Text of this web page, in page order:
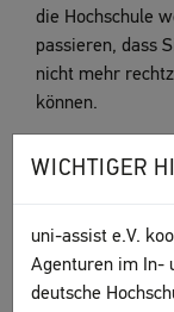
WICHTIGER
uni-assist e.V.
Agenturen im In-
deutsche
die Hochschule
passieren, dass
nicht mehr
können.
Semesternoch
DAS